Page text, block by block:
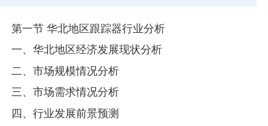
第一节 华北地区跟踪器行业分析
一、华北地区经济发展现状分析
二、市场规模情况分析
三、市场需求情况分析
四、行业发展前景预测